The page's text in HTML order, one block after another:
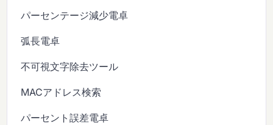
パーセンテージ減少電卓
弧長電卓
不可視文字除去ツール
MACアドレス検索
パーセント誤差電卓